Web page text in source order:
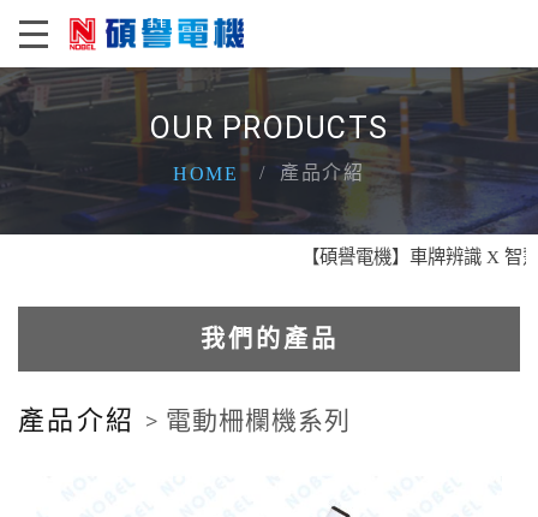
OUR PRODUCTS
HOME 產品介紹
【碩譽電機】車牌辨識 X 智慧通
我們的產品
電動車車位管制系統
產品介紹 > 電動柵欄機系列